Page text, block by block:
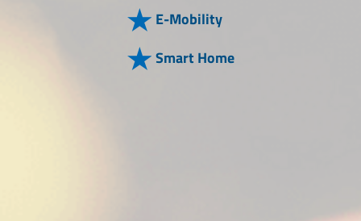
E-Mobility
Smart Home